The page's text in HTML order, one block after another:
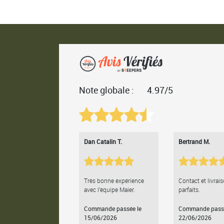
Note globale : 4.97/5
Dan Catalin T.
Très bonne expérience
avec l'équipe Maier.
Commande passée le
15/06/2026
Bertrand M.
Contact et
parfaits.
Commande
22/06/2026